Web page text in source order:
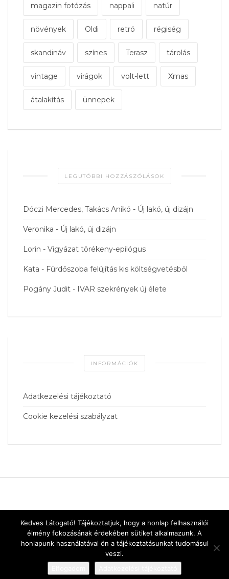
magazin fotózás nappali natúr
növények Oldi retró régiség
skandináv színes Terasz tárolás
vintage virágok volt-lett Xmas
átalakítás ünnepek
LEGUTÓBBI HOZZÁSZÓLÁSOK
Dóczi Mercedes, Takács Anikó - Új lakó, új dizájn
Veronika - Új lakó, új dizájn
Lorin - Vigyázat törékeny-epilógus
Kata - Fürdőszoba felújítás kis költségvetésből
Pogány Judit - IVAR szekrények új élete
INFORMÁCIÓK
Adatkezelési tájékoztató
Cookie kezelési szabályzat
Kedves Látogató! Tájékoztatjuk, hogy a honlap felhasználói
élmény fokozásának érdekében sütiket alkalmazunk. A
honlapunk használatával ön a tájékoztatásunkat tudomásul
veszi.